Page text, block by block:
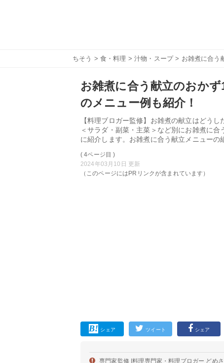
ちそう > 食・料理 >汁物・スープ> お雑煮に合う
お雑煮に合う献立のおか
のメニュー例も紹介！
【料理ブロガー監修】お雑煮の献立はどう
＜サラダ・副菜・主菜＞など別にお雑煮に
に紹介します。お雑煮に合う献立メニューの
( 4ページ目 )
2024年03月10日 更新
（このページにはPRリンクが含まれています）
シェア ツイート シェア
専門家監修 |料理専門家・料理ブロガー どめ